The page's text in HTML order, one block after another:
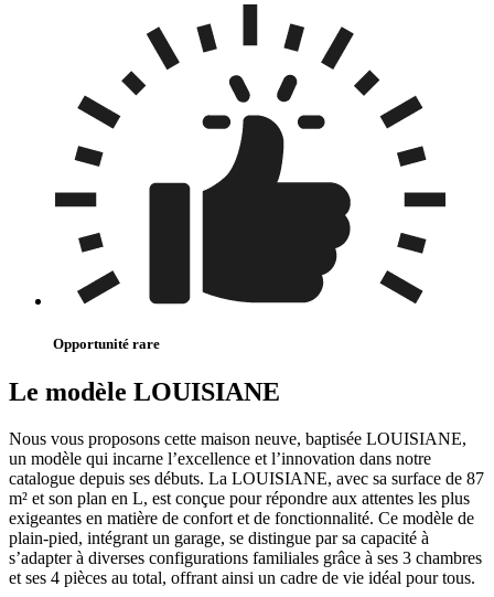
Opportunité rare
Le modèle LOUISIANE
Nous vous proposons cette maison neuve, baptisée LOUISIANE,
un modèle qui incarne l’excellence et l’innovation dans notre
catalogue depuis ses débuts. La LOUISIANE, avec sa surface de 87
m² et son plan en L, est conçue pour répondre aux attentes les plus
exigeantes en matière de confort et de fonctionnalité. Ce modèle de
plain-pied, intégrant un garage, se distingue par sa capacité à
s’adapter à diverses configurations familiales grâce à ses 3 chambres
et ses 4 pièces au total, offrant ainsi un cadre de vie idéal pour tous.